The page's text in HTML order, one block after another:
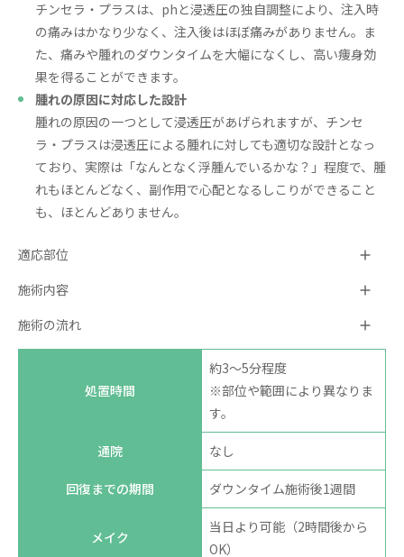
チンセラ・プラスは、phと浸透圧の独自調整により、注入時
の痛みはかなり少なく、注入後はほぼ痛みがありません。ま
た、痛みや腫れのダウンタイムを大幅になくし、高い痩身効
果を得ることができます。
腫れの原因に対応した設計
腫れの原因の一つとして浸透圧があげられますが、チンセ
ラ・プラスは浸透圧による腫れに対しても適切な設計となっ
ており、実際は「なんとなく浮腫んでいるかな？」程度で、腫
れもほとんどなく、副作用で心配となるしこりができること
も、ほとんどありません。
適応部位
施術内容
施術の流れ
処置時間
約3～5分程度
※部位や範囲により異なりま
す。
通院 なし
回復までの期間 ダウンタイム施術後1週間
メイク
当日より可能（2時間後から
OK）